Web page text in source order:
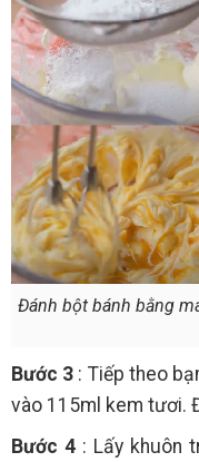
Đánh bột bánh bằng
Bước 3 : Tiếp theo
vào 115ml kem tươi.
Bước 4 : Lấy khuôn